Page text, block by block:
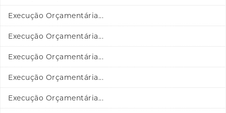
Execução Orçamentária...
Execução Orçamentária...
Execução Orçamentária...
Execução Orçamentária...
Execução Orçamentária...